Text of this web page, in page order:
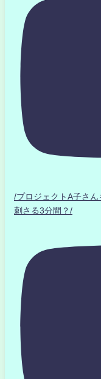
/プロジェクトA子さ
刺さる3分間？/